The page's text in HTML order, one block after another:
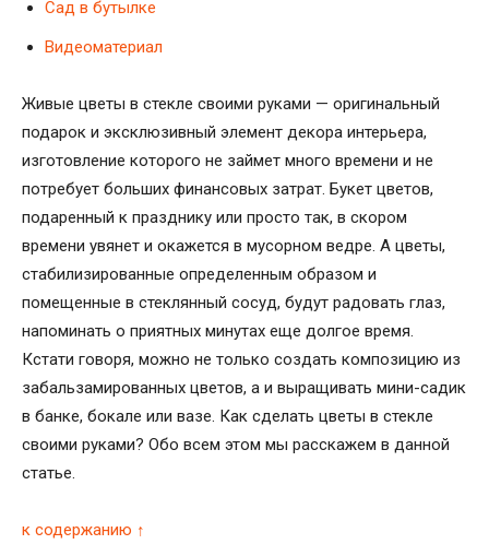
Сад в бутылке
Видеоматериал
Живые цветы в стекле своими руками — оригинальный
подарок и эксклюзивный элемент декора интерьера,
изготовление которого не займет много времени и не
потребует больших финансовых затрат. Букет цветов,
подаренный к празднику или просто так, в скором
времени увянет и окажется в мусорном ведре. А цветы,
стабилизированные определенным образом и
помещенные в стеклянный сосуд, будут радовать глаз,
напоминать о приятных минутах еще долгое время.
Кстати говоря, можно не только создать композицию из
забальзамированных цветов, а и выращивать мини-садик
в банке, бокале или вазе. Как сделать цветы в стекле
своими руками? Обо всем этом мы расскажем в данной
статье.
к содержанию ↑